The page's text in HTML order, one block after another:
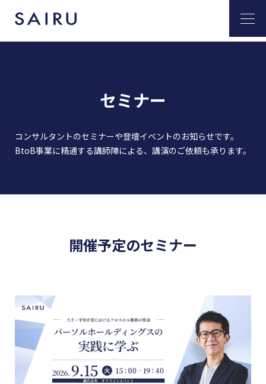
セミナー
コンサルタントのセミナーや登壇イベントのお知らせです。
BtoB事業に精通する講師陣による、講演のご依頼も承ります。
開催予定のセミナー